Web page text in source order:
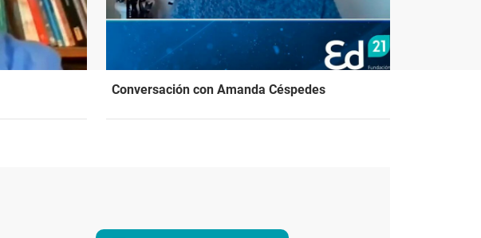
Conversación con Amanda Céspedes